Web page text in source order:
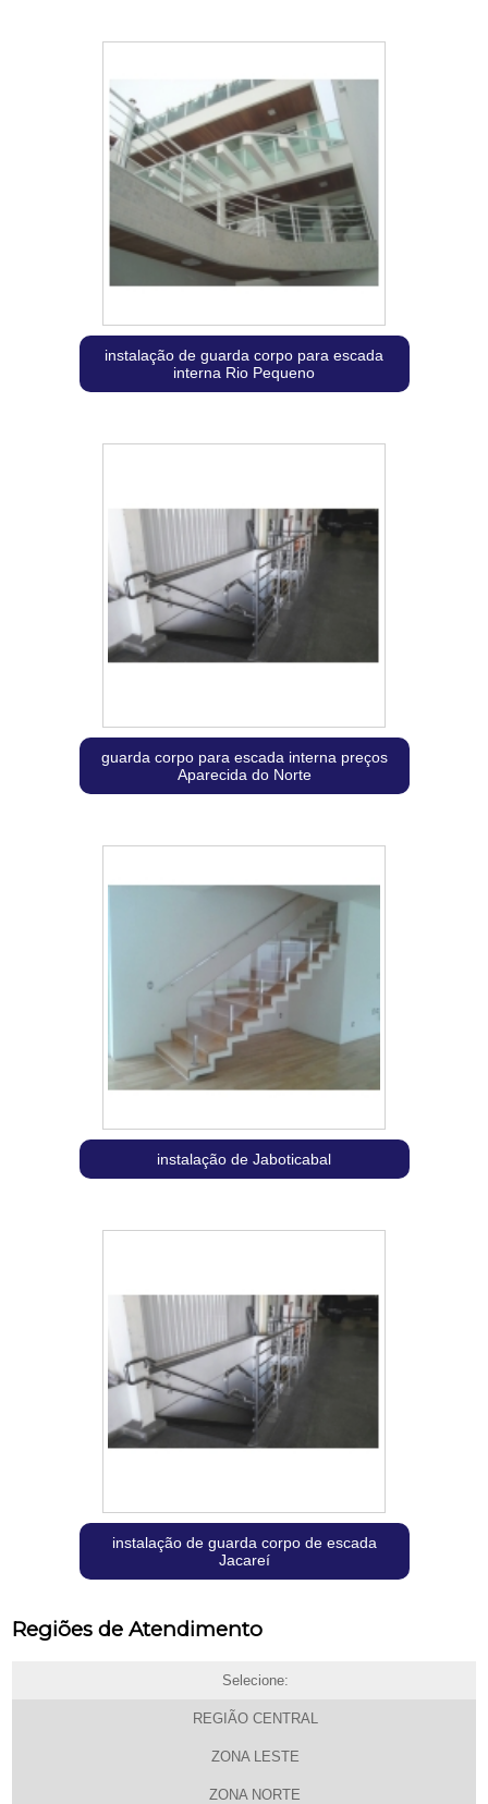
instalação de guarda corpo para escada
interna Rio Pequeno
guarda corpo para escada interna preços
Aparecida do Norte
instalação de Jaboticabal
instalação de guarda corpo de escada
Jacareí
Regiões de Atendimento
Selecione:
REGIÃO CENTRAL
ZONA LESTE
ZONA NORTE